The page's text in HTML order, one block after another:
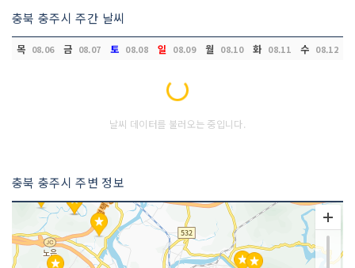
충북 충주시 주간 날씨
목 08.06 금 08.07 토 08.08 일 08.09 월 08.10 화 08.11 수 08.12
Loading...
날씨 데이터를 불러오는 중입니다.
충북 충주시 주변 정보